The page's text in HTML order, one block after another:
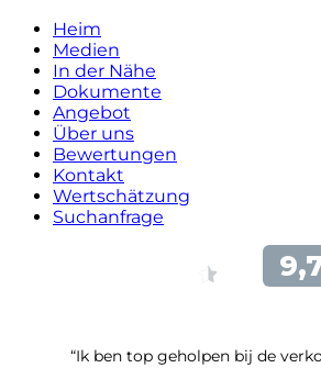
Heim
Medien
In der Nähe
Dokumente
Angebot
Über uns
Bewertungen
Kontakt
Wertschätzung
Suchanfrage
“Ik ben top geholpen bij de